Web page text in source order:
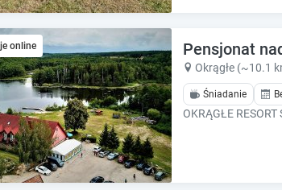
e
c
a
l
e
n
d
a
r
a
n
a
l
e
n
d
online Pensjonat
Okrągłe (~10.1
Śniadanie